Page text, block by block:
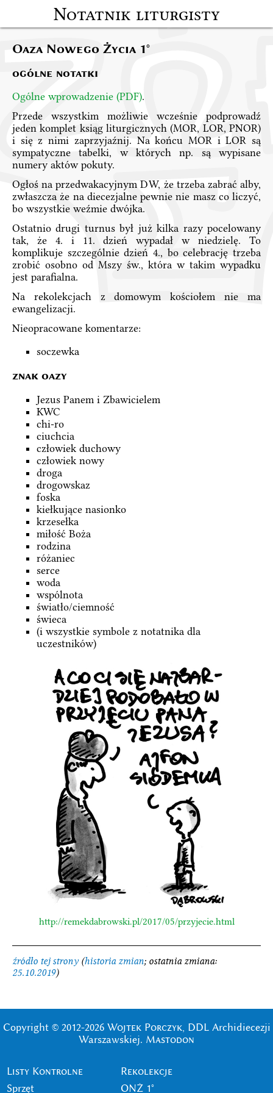
Notatnik liturgisty
Oaza Nowego Życia 1°
ogólne notatki
Ogólne wprowadzenie (PDF).
Przede wszystkim możliwie wcześnie podprowadź
jeden komplet ksiąg liturgicznych (MOR, LOR, PNOR)
i się z nimi zaprzyjaźnij. Na końcu MOR i LOR są
sympatyczne tabelki, w których np. są wypisane
numery aktów pokuty.
Ogłoś na przedwakacyjnym DW, że trzeba zabrać alby,
zwłaszcza że na diecezjalne pewnie nie masz co liczyć,
bo wszystkie weźmie dwójka.
Ostatnio drugi turnus był już kilka razy pocelowany
tak, że 4. i 11. dzień wypadał w niedzielę. To
komplikuje szczególnie dzień 4., bo celebrację trzeba
zrobić osobno od Mszy św., która w takim wypadku
jest parafialna.
Na rekolekcjach z domowym kościołem nie ma
ewangelizacji.
Nieopracowane komentarze:
soczewka
znak oazy
Jezus Panem i Zbawicielem
KWC
chi-ro
ciuchcia
człowiek duchowy
człowiek nowy
droga
drogowskaz
foska
kiełkujące nasionko
krzesełka
miłość Boża
rodzina
różaniec
serce
woda
wspólnota
światło/ciemność
świeca
(i wszystkie symbole z notatnika dla
uczestników)
http://remekdabrowski.pl/2017/05/przyjecie.html
źródło tej strony(historia zmian; ostatnia zmiana:
25.10.2019)
Copyright © 2012-2026 Wojtek Porczyk, DDL Archidiecezji
Warszawskiej. Mastodon
Listy Kontrolne
Sprzęt
Rekolekcje
ONŻ 1°